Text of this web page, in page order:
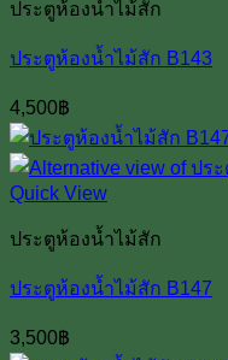
ประตูห้องน้ำไม้สัก
ประตูห้องน้ำไม้สัก B143
4,500฿
Quick View
ประตูห้องน้ำไม้สัก
ประตูห้องน้ำไม้สัก B147
3,500฿